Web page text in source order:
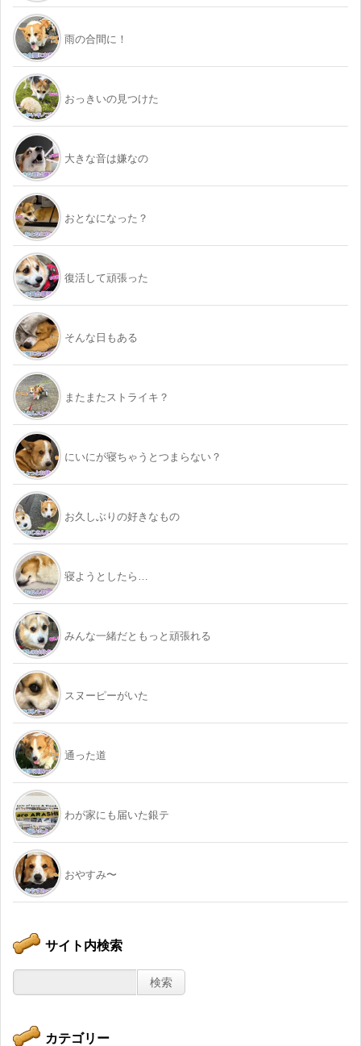
雨の合間に！
おっきいの見つけた
大きな音は嫌なの
おとなになった？
復活して頑張った
そんな日もある
またまたストライキ？
にいにが寝ちゃうとつまらない？
お久しぶりの好きなもの
寝ようとしたら…
みんな一緒だともっと頑張れる
スヌーピーがいた
通った道
わが家にも届いた銀テ
おやすみ〜
サイト内検索
カテゴリー